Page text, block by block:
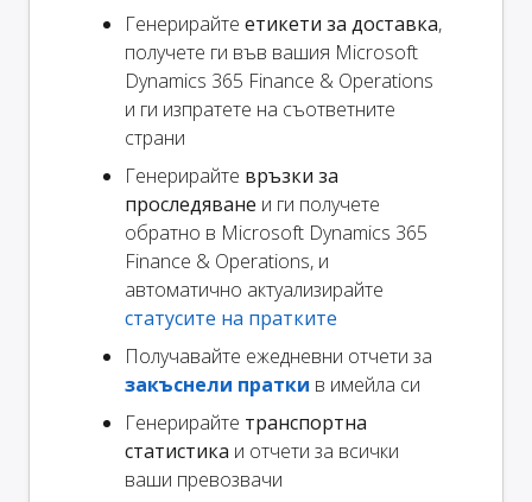
Генерирайте етикети за доставка,
получете ги във вашия Microsoft
Dynamics 365 Finance & Operations
и ги изпратете на съответните
страни
Генерирайте връзки за
проследяване и ги получете
обратно в Microsoft Dynamics 365
Finance & Operations, и
автоматично актуализирайте
статусите на пратките
Получавайте ежедневни отчети за
закъснели пратки в имейла си
Генерирайте транспортна
статистика и отчети за всички
ваши превозвачи